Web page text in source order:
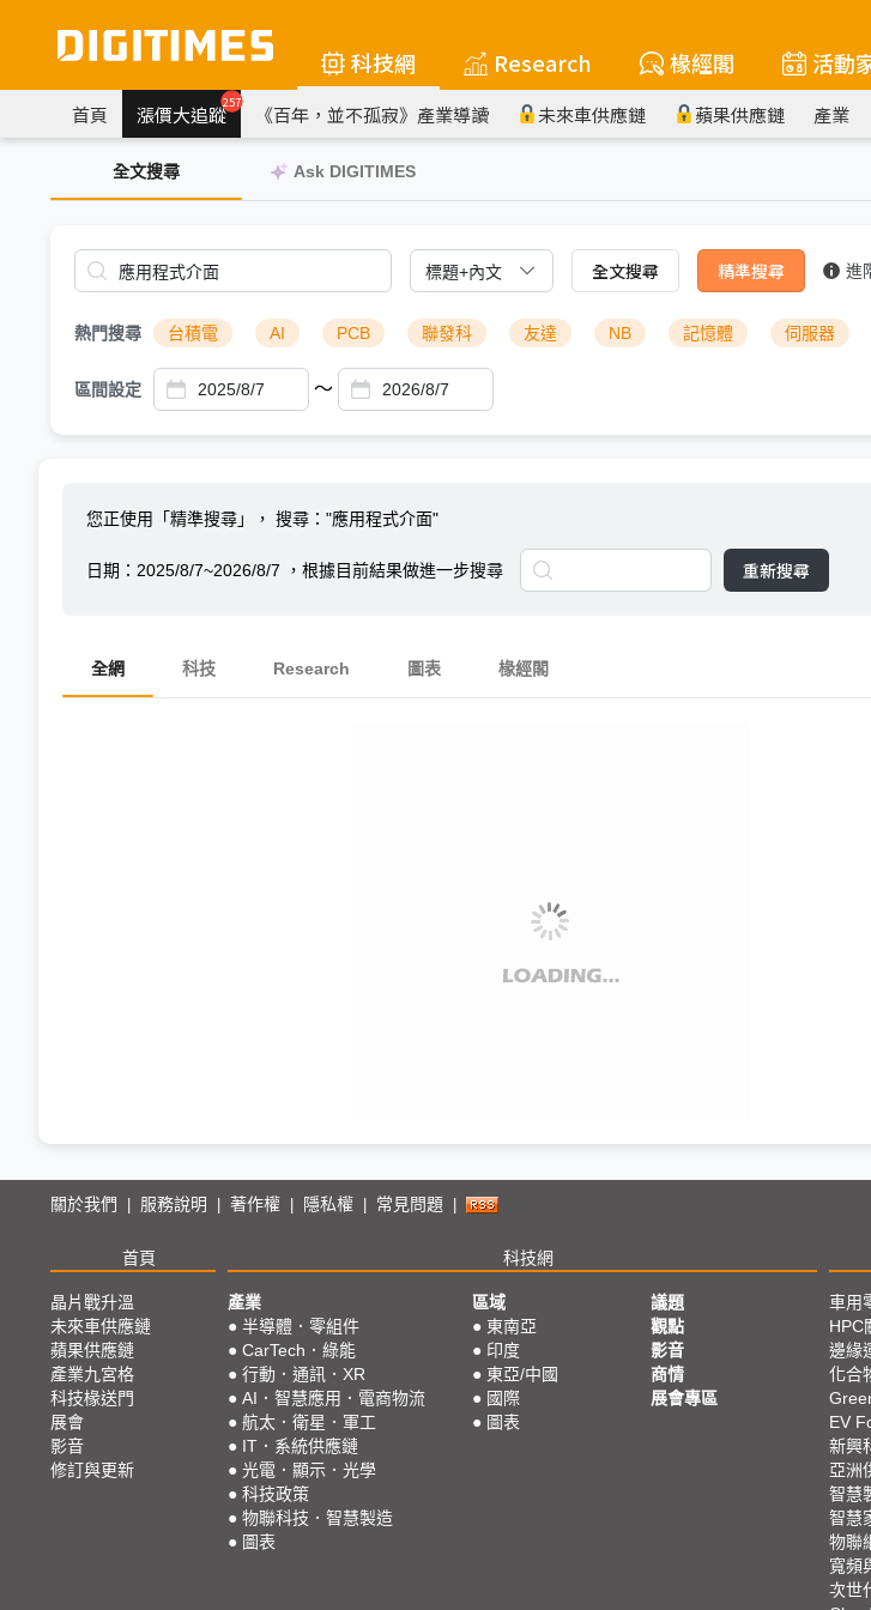
科技網 Research 椽經閣 活動
首頁 漲價大追蹤257 《百年，並不孤寂》產業導讀 未來車供應鏈 蘋果供應鏈 產業
全文搜尋 Ask DIGITIMES
全文搜尋 精準搜尋 進
熱門搜尋 台積電 AI PCB 聯發科 友達 NB 記憶體 伺服器
區間設定 ～
您正使用「精準搜尋」， 搜尋："應用程式介面"
日期： 2025/8/7~2026/8/7 ，根據目前結果做進一步搜尋 重新搜尋
全網 科技 Research 圖表 椽經閣
關於我們 服務說明 著作權 隱私權 常見問題
首頁 科技網
晶片戰升溫
未來車供應鏈
蘋果供應鏈
產業九宮格
科技椽送門
展會
影音
修訂與更新
產業
● 半導體．零組件
● CarTech．綠能
● 行動．通訊．XR
● AI．智慧應用．電商物流
● 航太．衛星．軍工
● IT．系統供應鏈
● 光電．顯示．光學
● 科技政策
● 物聯科技．智慧製造
● 圖表
區域
● 東南亞
● 印度
● 東亞/中國
● 國際
● 圖表
議題
觀點
影音
商情
展會專區
車用
HPC
邊緣
化合
EV
新興
亞洲
智慧
智慧
物聯
寬頻
次世